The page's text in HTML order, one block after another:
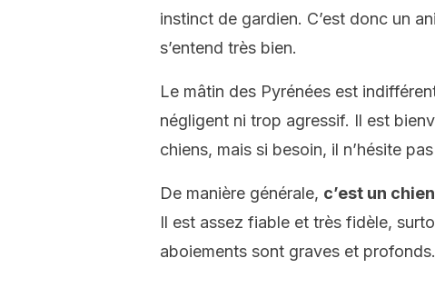
instinct de gardien. C’est donc un
s’entend très bien.
Le mâtin des Pyrénées est
négligent ni trop agressif. Il est
chiens, mais si besoin, il n’hésite
De manière générale, c’est un
Il est assez fiable et très fidèle,
aboiements sont graves et profonds.